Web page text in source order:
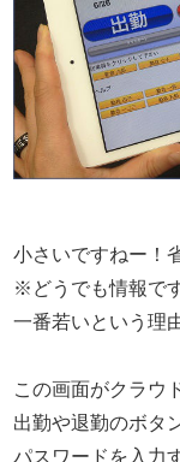
小さいですねー！
※どうでも情報で
一番若いという理
この画面がクラウ
出勤や退勤のボタ
パスワードを入力